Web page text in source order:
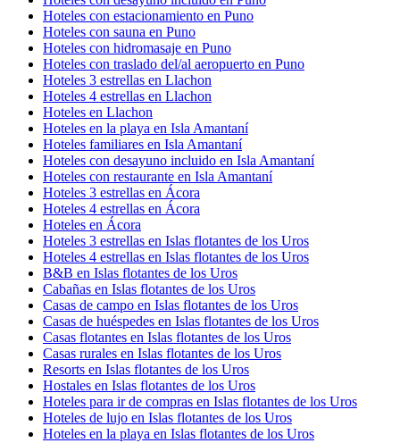
Hoteles con estacionamiento en Puno
Hoteles con sauna en Puno
Hoteles con hidromasaje en Puno
Hoteles con traslado del/al aeropuerto en Puno
Hoteles 3 estrellas en Llachon
Hoteles 4 estrellas en Llachon
Hoteles en Llachon
Hoteles en la playa en Isla Amantaní
Hoteles familiares en Isla Amantaní
Hoteles con desayuno incluido en Isla Amantaní
Hoteles con restaurante en Isla Amantaní
Hoteles 3 estrellas en Ácora
Hoteles 4 estrellas en Ácora
Hoteles en Ácora
Hoteles 3 estrellas en Islas flotantes de los Uros
Hoteles 4 estrellas en Islas flotantes de los Uros
B&B en Islas flotantes de los Uros
Cabañas en Islas flotantes de los Uros
Casas de campo en Islas flotantes de los Uros
Casas de huéspedes en Islas flotantes de los Uros
Casas flotantes en Islas flotantes de los Uros
Casas rurales en Islas flotantes de los Uros
Resorts en Islas flotantes de los Uros
Hostales en Islas flotantes de los Uros
Hoteles para ir de compras en Islas flotantes de los Uros
Hoteles de lujo en Islas flotantes de los Uros
Hoteles en la playa en Islas flotantes de los Uros